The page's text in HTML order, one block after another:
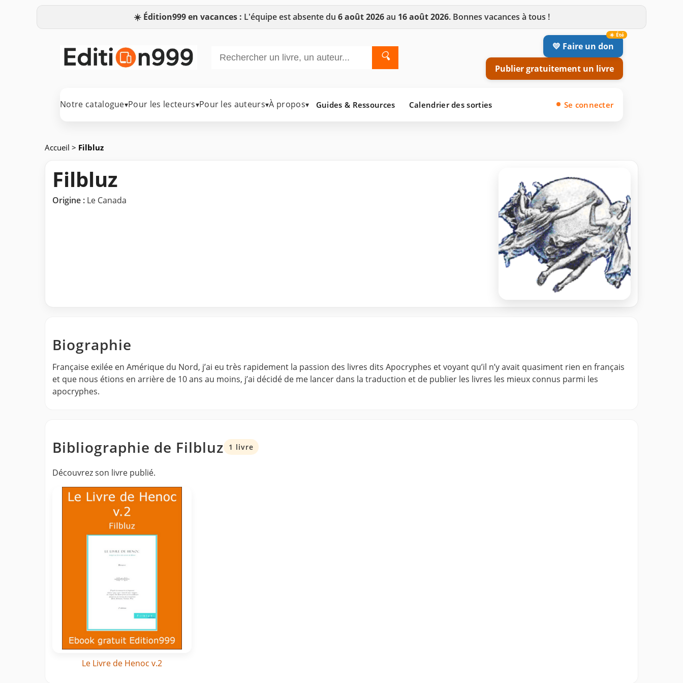
☀️ Édition999 en vacances : L'équipe est absente du 6 août 2026au 16 août 2026. Bonnes vacances à tous !
🔍
💛 Faire un don
Publier gratuitement un livre
Notre catalogue▾Pour les lecteurs▾Pour les auteurs▾À propos▾ Guides & Ressources Calendrier des sorties Se connecter
Accueil > Filbluz
Filbluz
Origine : Le Canada
Biographie
Française exilée en Amérique du Nord, j’ai eu très rapidement la passion des livres dits Apocryphes et voyant qu’il n’y avait quasiment rien en français
et que nous étions en arrière de 10 ans au moins, j’ai décidé de me lancer dans la traduction et de publier les livres les mieux connus parmi les
apocryphes.
Bibliographie de Filbluz 1 livre
Découvrez son livre publié.
Le Livre de Henoc v.2